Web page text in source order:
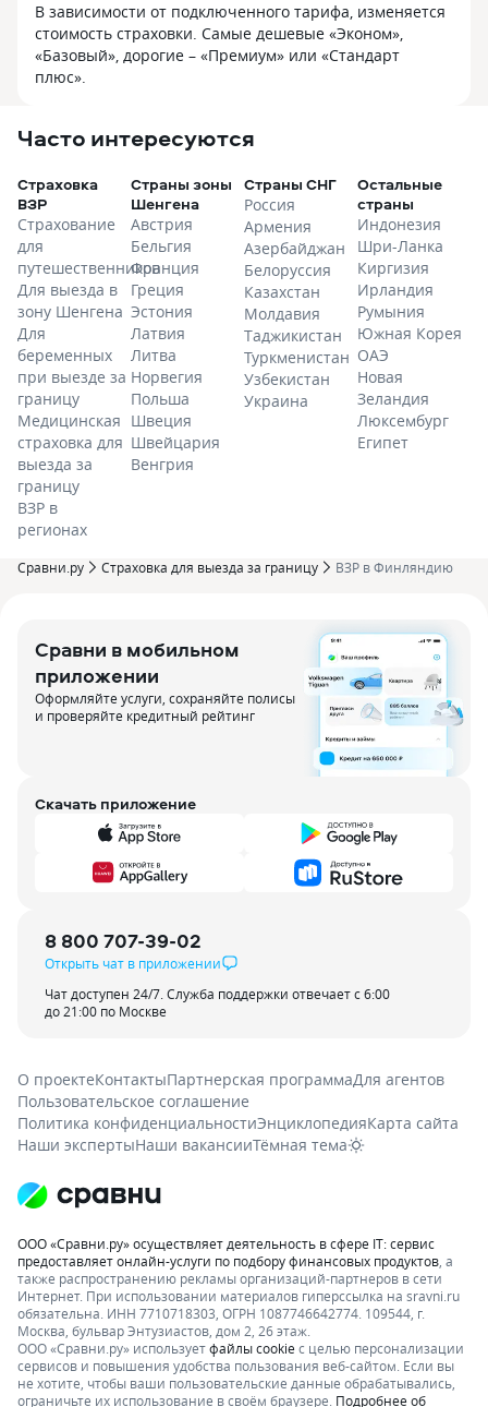
В зависимости от подключенного тарифа, изменяется
стоимость страховки. Самые дешевые «Эконом»,
«Базовый», дорогие – «Премиум» или «Стандарт
плюс».
Часто интересуются
Страховка
ВЗР
Страхование
для
путешественников
Для выезда в
зону Шенгена
Для
беременных
при выезде за
границу
Медицинская
страховка для
выезда за
границу
ВЗР в
регионах
Страны зоны
Шенгена
Австрия
Бельгия
Франция
Греция
Эстония
Латвия
Литва
Норвегия
Польша
Швеция
Швейцария
Венгрия
Страны СНГ
Россия
Армения
Азербайджан
Белоруссия
Казахстан
Молдавия
Таджикистан
Туркменистан
Узбекистан
Украина
Остальные
страны
Индонезия
Шри-Ланка
Киргизия
Ирландия
Румыния
Южная Корея
ОАЭ
Новая
Зеландия
Люксембург
Египет
Сравни.ру Страховка для выезда за границу ВЗР в Финляндию
Сравни в мобильном
приложении
Оформляйте услуги, сохраняйте полисы
и проверяйте кредитный рейтинг
Скачать приложение
8 800 707-39-02
Открыть чат в приложении
Чат доступен 24/7. Служба поддержки отвечает с 6:00
до 21:00 по Москве
О проектеКонтактыПартнерская программаДля агентов
Пользовательское соглашение
Политика конфиденциальностиЭнциклопедияКарта сайта
Наши экспертыНаши вакансииТёмная тема
ООО «Сравни.ру» осуществляет деятельность в сфере IT: сервис
предоставляет онлайн-услуги по подбору финансовых продуктов , а
также распространению рекламы организаций-партнеров в сети
Интернет. При использовании материалов гиперссылка на sravni.ru
обязательна. ИНН 7710718303, ОГРН 1087746642774. 109544, г.
Москва, бульвар Энтузиастов, дом 2, 26 этаж.
ООО «Сравни.ру» используетфайлы cookieс целью персонализации
сервисов и повышения удобства пользования веб-сайтом. Если вы
не хотите, чтобы ваши пользовательские данные обрабатывались,
ограничьте их использование в своём браузере. Подробнее об